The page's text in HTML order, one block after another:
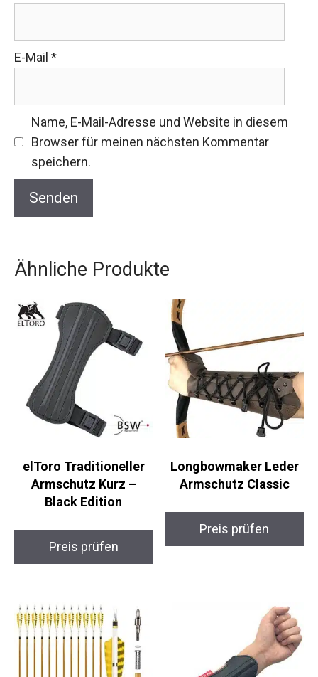
E-Mail *
Name, E-Mail-Adresse und Website in diesem
Browser für meinen nächsten Kommentar
speichern.
Ähnliche Produkte
elToro Traditioneller
Armschutz Kurz –
Black Edition
Preis prüfen
Longbowmaker Leder
Armschutz Classic
Preis prüfen